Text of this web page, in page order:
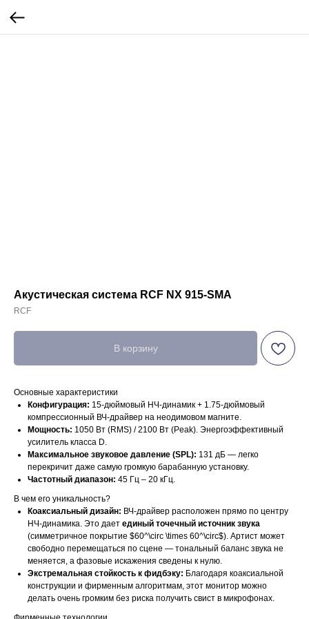
Акустическая система RCF NX 915-SMA
RCF
В корзину
Основные характеристики
Конфигурация: 15-дюймовый НЧ-динамик + 1.75-дюймовый
компрессионный ВЧ-драйвер на неодимовом магните.
Мощность: 1050 Вт (RMS) / 2100 Вт (Peak). Энергоэффективный
усилитель класса D.
Максимальное звуковое давление (SPL): 131 дБ — легко
перекричит даже самую громкую барабанную установку.
Частотный диапазон: 45 Гц – 20 кГц.
В чем его уникальность?
Коаксиальный дизайн: ВЧ-драйвер расположен прямо по центру
НЧ-динамика. Это дает единый точечный источник звука
(симметричное покрытие $60^\circ \times 60^\circ$). Артист может
свободно перемещаться по сцене — тональный баланс звука не
меняется, а фазовые искажения сведены к нулю.
Экстремальная стойкость к фидбэку: Благодаря коаксиальной
конструкции и фирменным алгоритмам, этот монитор можно
делать очень громким без риска получить свист в микрофонах.